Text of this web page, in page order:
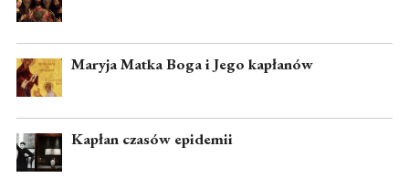
Maryja Matka Boga i Jego kapłanów
Kapłan czasów epidemii